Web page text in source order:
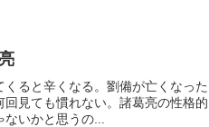
ると辛くなる。劉備が亡くなった
見ても慣れない。諸葛亮の性格的
いかと思うの...